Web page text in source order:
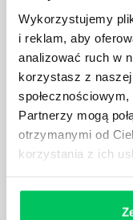
Wykorzystujemy
i reklam, aby
analizować ruch w
korzystasz z
Partnerzy mogą
otrzymanymi od
korzystania z ich
działu.
JAKĄ METODĘ
KAŻDY
się niezwykle
ludzkimi oraz